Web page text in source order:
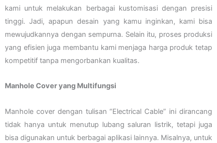
kami untuk melakukan berbagai kustomisasi dengan presisi
tinggi. Jadi, apapun desain yang kamu inginkan, kami bisa
mewujudkannya dengan sempurna. Selain itu, proses produksi
yang efisien juga membantu kami menjaga harga produk tetap
kompetitif tanpa mengorbankan kualitas.
Manhole Cover yang Multifungsi
Manhole cover dengan tulisan “Electrical Cable” ini dirancang
tidak hanya untuk menutup lubang saluran listrik, tetapi juga
bisa digunakan untuk berbagai aplikasi lainnya. Misalnya, untuk